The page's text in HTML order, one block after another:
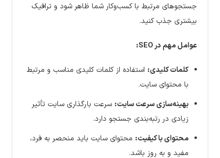
جستجوهای مرتبط با کسب‌وکار شما ظاهر شود و ترافیک
بیشتری جذب کنید.
عوامل مهم در SEO:
کلمات کلیدی: استفاده از کلمات کلیدی مناسب و مرتبط
با محتوای سایت.
بهینه‌سازی سرعت سایت: سرعت بارگذاری سایت تأثیر
زیادی در رتبه‌بندی جستجو دارد.
محتوای با کیفیت: محتوای سایت باید منحصر به فرد،
مفید و به روز باشد.